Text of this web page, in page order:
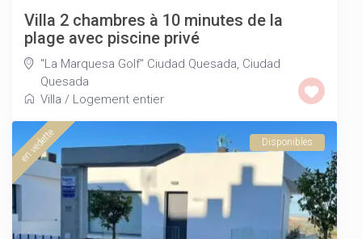
Villa 2 chambres à 10 minutes de la
plage avec piscine privé
"La Marquesa Golf" Ciudad Quesada, Ciudad
Quesada
Villa / Logement entier
en vedette Disponibles